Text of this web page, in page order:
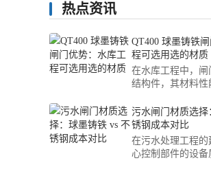
热点资讯
QT400 球墨铸铁
程可选用选的材质
在水库工程中，闸
结构件，其材料性
门优势：水库工
质，正是基于其优
耐腐蚀性及长期
水利工程中的主流
污水闸门材质选择
锈钢成本对比
在污水处理工程
心控制部件的设备